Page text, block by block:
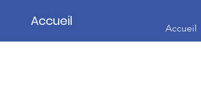
Accueil Accueil